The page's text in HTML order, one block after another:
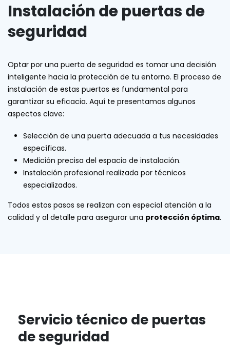
Instalación de puertas de
seguridad
Optar por una puerta de seguridad es tomar una decisión
inteligente hacia la protección de tu entorno. El proceso de
instalación de estas puertas es fundamental para
garantizar su eficacia. Aquí te presentamos algunos
aspectos clave:
Selección de una puerta adecuada a tus necesidades
específicas.
Medición precisa del espacio de instalación.
Instalación profesional realizada por técnicos
especializados.
Todos estos pasos se realizan con especial atención a la
calidad y al detalle para asegurar una protección óptima.
Servicio técnico de puertas
de seguridad